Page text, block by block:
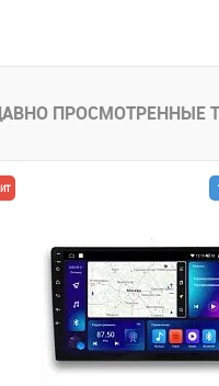
ПРОСМОТРЕННЫЕ